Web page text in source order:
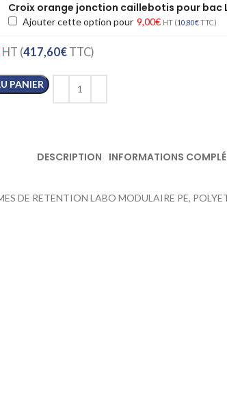
Croix orange jonction caillebotis pour bac
Ajouter cette option pour 9,00€ HT (10,80€TTC)
HT (417,60€TTC)
PANIER
DESCRIPTION INFORMATIONS
DE RETENTION LABO MODULAIRE PE,